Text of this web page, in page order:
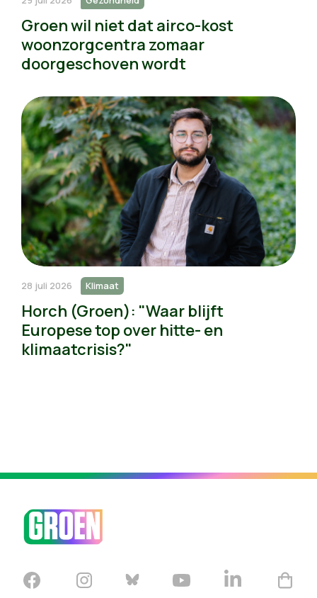
Groen wil niet dat airco-kost
woonzorgcentra zomaar
doorgeschoven wordt
28 juli 2026 Klimaat
Horch (Groen): "Waar blijft
Europese top over hitte- en
klimaatcrisis?"